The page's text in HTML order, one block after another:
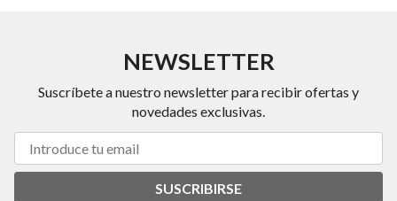
NEWSLETTER
Suscríbete a nuestro newsletter para recibir ofertas y
novedades exclusivas.
SUSCRIBIRSE